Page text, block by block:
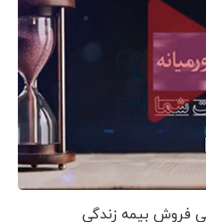
فروش بیمه زندگی